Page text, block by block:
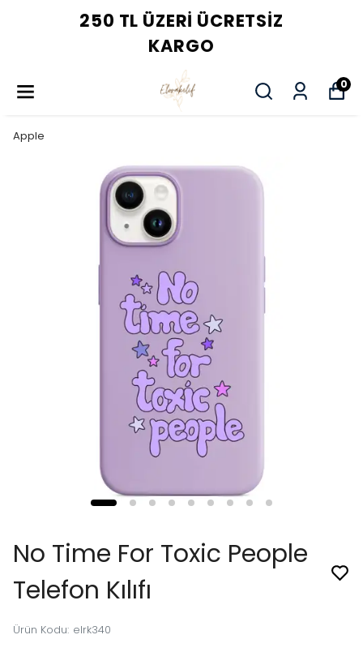
250 TL ÜZERI ÜCRETSIZ
KARGO
0
Apple
No Time For Toxic People
Telefon Kılıfı
Ürün Kodu: elrk340